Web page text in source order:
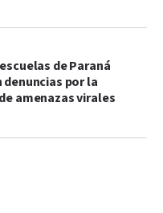
de Paraná
por la
amenazas virales